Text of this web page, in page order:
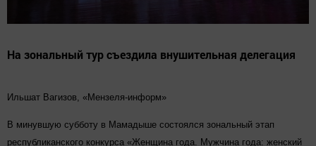
На зональный тур съездила внушительная делегация
Ильшат Вагизов, «Мензеля-информ»
В минувшую субботу в Мамадыше состоялся зональный этап
республиканского конкурса «Женщина года. Мужчина года: женский